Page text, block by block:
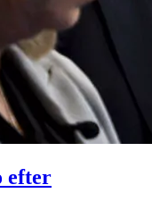
efter